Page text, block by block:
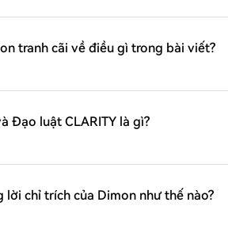
tranh cãi về điều gì trong bài viết?
Đạo luật CLARITY là gì?
chỉ trích của Dimon như thế nào?